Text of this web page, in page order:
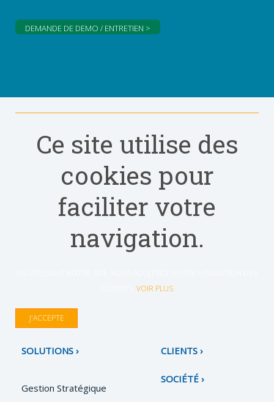
DEMANDE DE DEMO / ENTRETIEN >
Ce site utilise des
cookies pour
faciliter votre
navigation.
VOIR PLUS
J'ACCEPTE
SOLUTIONS
Gestion Stratégique
CLIENTS
SOCIÉTÉ